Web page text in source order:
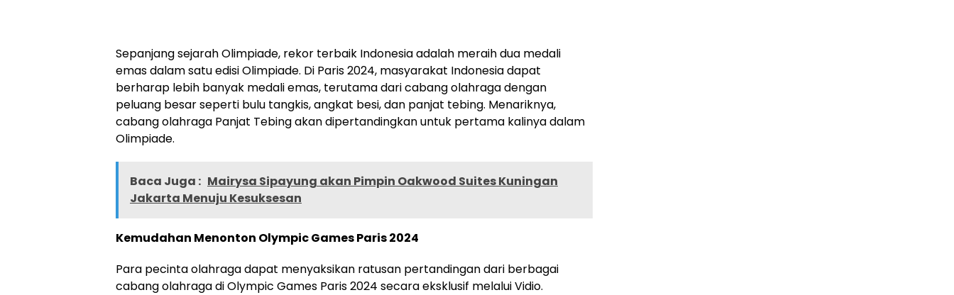
Sepanjang sejarah Olimpiade, rekor terbaik Indonesia adalah meraih dua medali
emas dalam satu edisi Olimpiade. Di Paris 2024, masyarakat Indonesia dapat
berharap lebih banyak medali emas, terutama dari cabang olahraga dengan
peluang besar seperti bulu tangkis, angkat besi, dan panjat tebing. Menariknya,
cabang olahraga Panjat Tebing akan dipertandingkan untuk pertama kalinya dalam
Olimpiade.
Baca Juga : Mairysa Sipayung akan Pimpin Oakwood Suites Kuningan
Jakarta Menuju Kesuksesan
Kemudahan Menonton Olympic Games Paris 2024
Para pecinta olahraga dapat menyaksikan ratusan pertandingan dari berbagai
cabang olahraga di Olympic Games Paris 2024 secara eksklusif melalui Vidio.